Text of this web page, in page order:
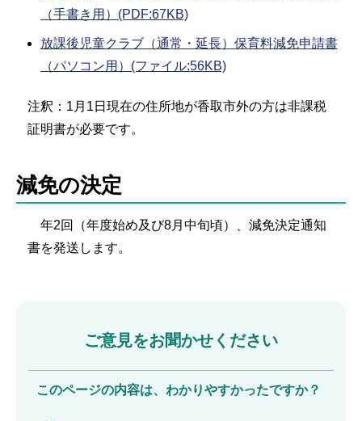
（手書き用）(PDF:67KB)
放課後児童クラブ（通常・延長）保育料減免申請書
（パソコン用）(ファイル:56KB)
注釈：1月1日現在の住所地が香取市外の方は非課税
証明書が必要です。
減免の決定
年2回（年度始め及び8月中旬頃）、減免決定通知
書を発送します。
ご意見をお聞かせください
このページの内容は、わかりやすかったですか？